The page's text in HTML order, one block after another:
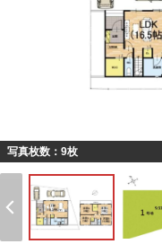
写真枚数：9枚